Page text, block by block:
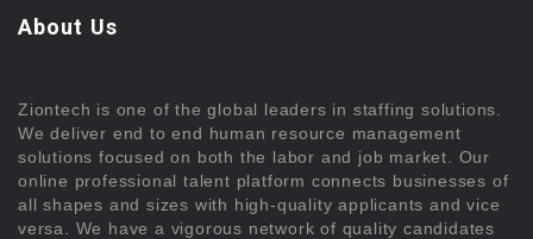
About Us
Ziontech is one of the global leaders in staffing solutions.
We deliver end to end human resource management
solutions focused on both the labor and job market. Our
online professional talent platform connects businesses of
all shapes and sizes with high-quality applicants and vice
versa. We have a vigorous network of quality candidates